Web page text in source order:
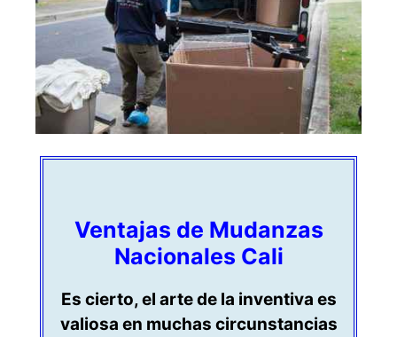
Ventajas de Mudanzas
Nacionales Cali
Es cierto, el arte de la inventiva es
valiosa en muchas circunstancias